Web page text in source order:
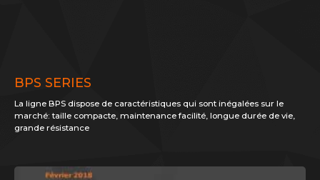
BPS SERIES
La ligne BPS dispose de caractéristiques qui sont inégalées sur le
marché: taille compacte, maintenance facilité, longue durée de vie,
grande résistance